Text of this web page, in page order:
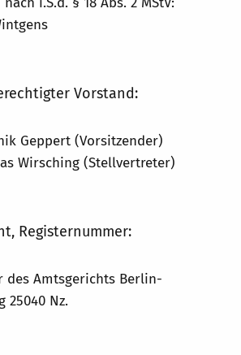
Vorstand:
Geppert (Vorsitzender)
Wirsching (Stellvertreter)
Registernummer:
des Amtsgerichts Berlin-
25040 Nz.